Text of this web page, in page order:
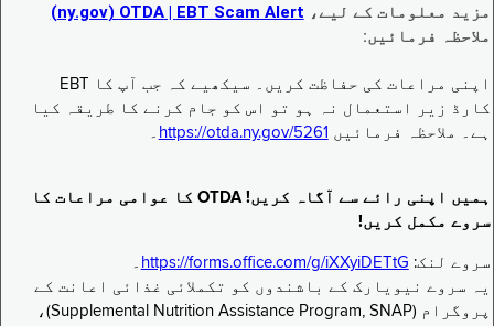
مزید معلومات کے لیے، EBT Scam Alert ‏| OTDA ‏(ny.gov)
ملاحظہ فرمائیں:
اپنی مراعات کی حفاظت کریں۔ سیکھیے کہ جب آپ کا EBT
کارڈ زیر استعمال نہ ہو تو اس کو جام کرنے کا طریقہ کیا
ہے۔ ملاحظہ فرمائیں https://otda.ny.gov/5261 ۔
ہمیں اپنی رائے سے آگاہ کریں! OTDA کا عوامی مراعات کا
سروے مکمل کریں!
سروے لنک: https://forms.office.com/g/iXXyiDETtG ۔
یہ سروے نیویارک کے باشندوں کو تکملائی غذائی اعانت کے
پروگرام (Supplemental Nutrition Assistance Program, SNAP)،